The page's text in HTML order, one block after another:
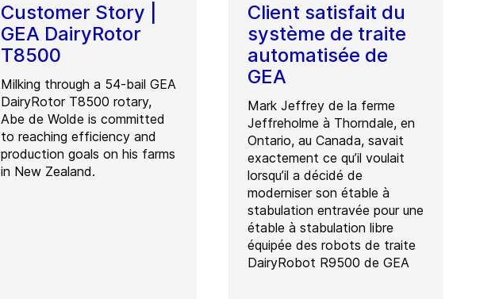
Customer Story |
GEA DairyRotor
T8500
Milking through a 54-bail GEA
DairyRotor T8500 rotary,
Abe de Wolde is committed
to reaching efficiency and
production goals on his farms
in New Zealand.
Client satisfait du
système de traite
automatisée de
GEA
Mark Jeffrey de la ferme
Jeffreholme à Thorndale, en
Ontario, au Canada, savait
exactement ce qu’il voulait
lorsqu’il a décidé de
moderniser son étable à
stabulation entravée pour une
étable à stabulation libre
équipée des robots de traite
DairyRobot R9500 de GEA